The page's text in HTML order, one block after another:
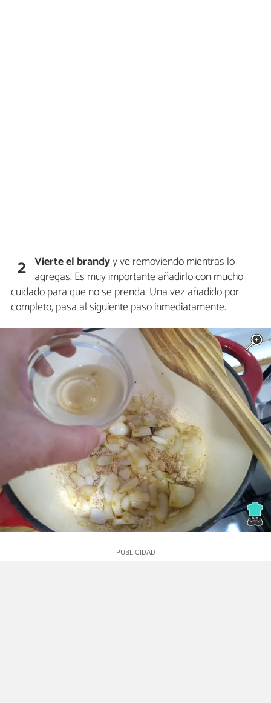
2 Vierte el brandyy ve removiendo mientras lo
agregas. Es muy importante añadirlo con mucho
cuidado para que no se prenda. Una vez añadido por
completo, pasa al siguiente paso inmediatamente.